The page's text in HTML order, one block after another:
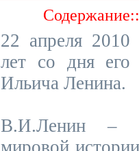
22 апреля 2010
лет со дня его
Ильича Ленина.
В.И.Ленин –
мировой